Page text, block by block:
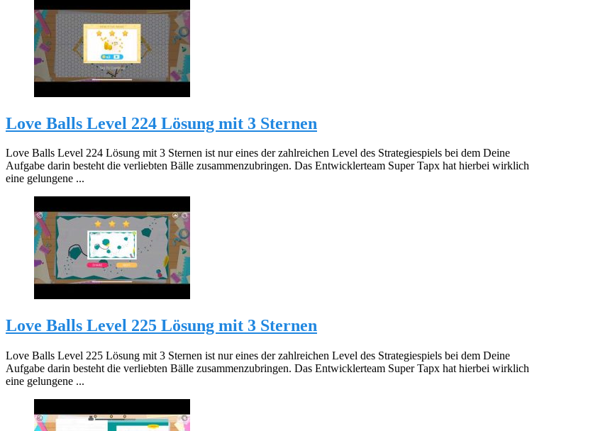
Love Balls Level 224 Lösung mit 3 Sternen
Love Balls Level 224 Lösung mit 3 Sternen ist nur eines der zahlreichen Level des Strategiespiels bei dem Deine
Aufgabe darin besteht die verliebten Bälle zusammenzubringen. Das Entwicklerteam Super Tapx hat hierbei wirklich
eine gelungene ...
Love Balls Level 225 Lösung mit 3 Sternen
Love Balls Level 225 Lösung mit 3 Sternen ist nur eines der zahlreichen Level des Strategiespiels bei dem Deine
Aufgabe darin besteht die verliebten Bälle zusammenzubringen. Das Entwicklerteam Super Tapx hat hierbei wirklich
eine gelungene ...